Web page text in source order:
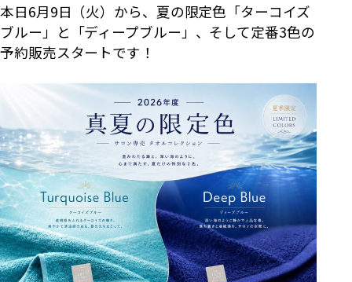
本日6月9日（火）から、夏の限定色「ターコイズ
ブルー」と「ディープブルー」、そして定番3色の
予約販売スタートです！